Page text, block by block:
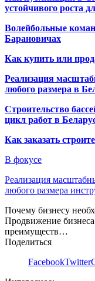
устойчивого роста
Волейбольные
Барановичах
Как купить или
Реализация
любого размера в
Строительство
цикл работ в
Как заказать
В фокусе
Реализация
любого размера
Почему бизнесу
Продвижение
преимуществ…
Поделиться
FacebookTwitter